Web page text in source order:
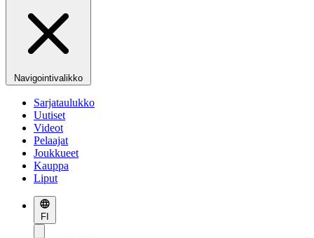
Navigointivalikko
Sarjataulukko
Uutiset
Videot
Pelaajat
Joukkueet
Kauppa
Liput
FI